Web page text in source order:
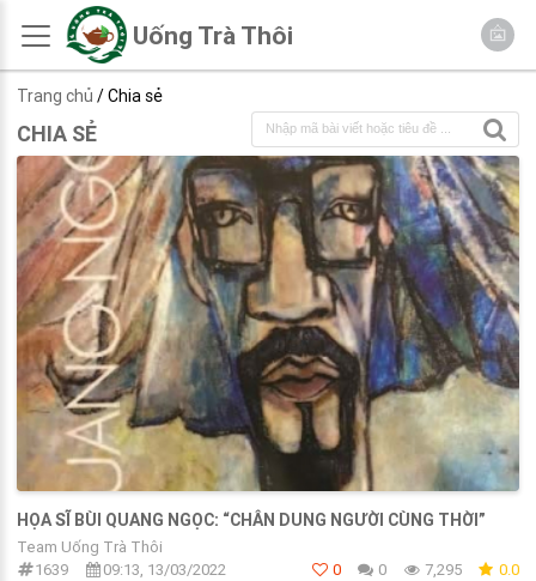
Uống Trà Thôi
Trang chủ / Chia sẻ
CHIA SẺ
HỌA SĨ BÙI QUANG NGỌC: “CHÂN DUNG NGƯỜI CÙNG THỜI”
Team Uống Trà Thôi
1639
09:13, 13/03/2022 0 0 7,295 0.0